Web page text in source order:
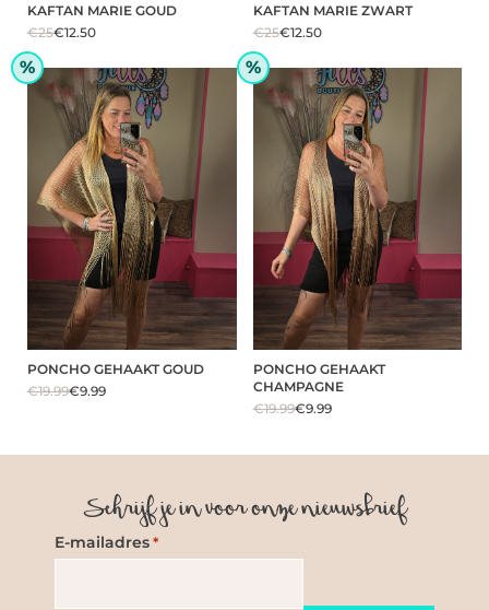
KAFTAN MARIE GOUD
€25€12.50
KAFTAN MARIE ZWART
€25€12.50
%
PONCHO GEHAAKT GOUD
€19.99€9.99
%
PONCHO GEHAAKT
CHAMPAGNE
€19.99€9.99
Schrijf je in voor onze nieuwsbrief
E-mailadres *